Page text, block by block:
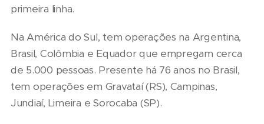
primeira linha.
Na América do Sul, tem operações na Argentina,
Brasil, Colômbia e Equador que empregam cerca
de 5.000 pessoas. Presente há 76 anos no Brasil,
tem operações em Gravataí (RS), Campinas,
Jundiaí, Limeira e Sorocaba (SP).